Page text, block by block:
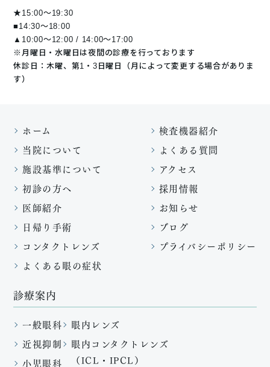
★15:00～19:30
■14:30〜18:00
▲10:00～12:00 / 14:00～17:00
※月曜日・水曜日は夜間の診療を行っております
休診日：木曜、第1・3日曜日（月によって変更する場合がありま
す）
ホーム
当院について
施設基準について
初診の方へ
医師紹介
日帰り手術
コンタクトレンズ
よくある眼の症状
検査機器紹介
よくある質問
アクセス
採用情報
お知らせ
ブログ
プライバシーポリシー
診療案内
一般眼科
近視抑制
小児眼科
眼内レンズ
眼内コンタクトレンズ
（ICL・IPCL）